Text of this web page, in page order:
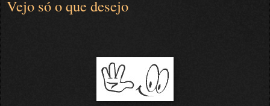
Vejo só o que desejo